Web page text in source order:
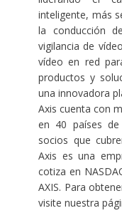
inteligente, más
la conducción
vigilancia de
vídeo en red
productos y
una innovadora
Axis cuenta con
en 40 países
socios que
Axis es una
cotiza en
AXIS. Para
visite nuestra